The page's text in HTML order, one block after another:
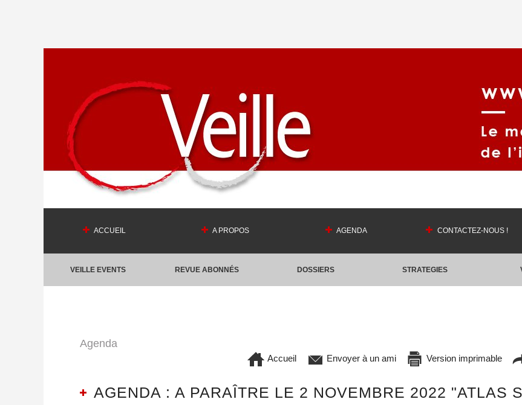
ACCUEIL A PROPOS AGENDA CONTACTEZ-NOUS !
VEILLE EVENTS REVUE ABONNÉS DOSSIERS STRATEGIES
Agenda
Accueil Envoyer à un ami Version imprimable
AGENDA : A PARAÎTRE LE 2 NOVEMBRE 2022 "ATLAS